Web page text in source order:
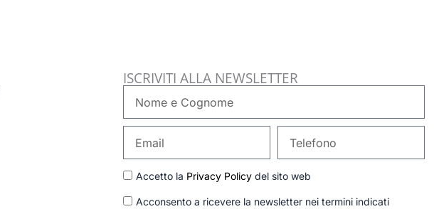
ISCRIVITI ALLA NEWSLETTER
Cognome
GDPRAccetto la Privacy Policy del sito web
Newsletter
Acconsento a ricevere la newsletter nei termini indicati